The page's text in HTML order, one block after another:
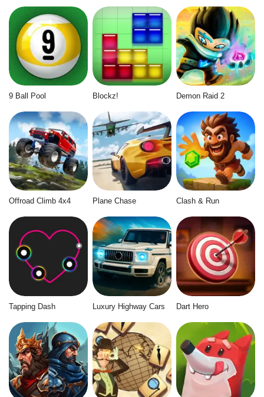
9 Ball Pool Blockz! Demon Raid 2
Offroad Climb 4x4 Plane Chase Clash & Run
Tapping Dash Luxury Highway Cars Dart Hero